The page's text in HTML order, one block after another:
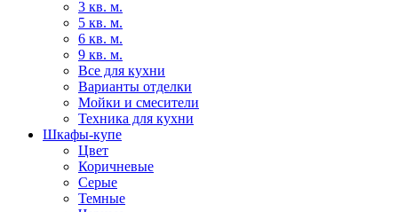
3 кв. м.
5 кв. м.
6 кв. м.
9 кв. м.
Все для кухни
Варианты отделки
Мойки и смесители
Техника для кухни
Шкафы-купе
Цвет
Коричневые
Серые
Темные